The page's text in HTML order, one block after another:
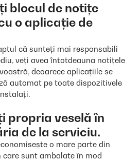
blocul de notițe
o aplicație de
că sunteți mai responsabili
veți avea întotdeauna notițele
deoarece aplicațiile se
automat pe toate dispozitivele
propria veselă în
de la serviciu.
o mare parte din
care sunt ambalate în mod